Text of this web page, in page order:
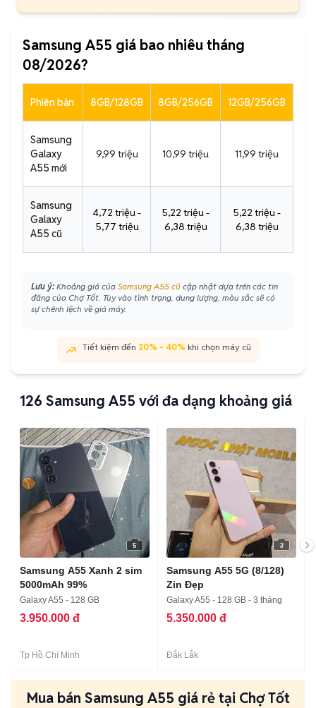
Samsung A55 giá bao nhiêu tháng
08/2026?
Phiên bản 8GB/128GB 8GB/256GB 12GB/256GB
Samsung
Galaxy
A55 mới
9,99 triệu 10,99 triệu 11,99 triệu
Samsung
Galaxy
A55 cũ
4,72 triệu -
5,77 triệu
5,22 triệu -
6,38 triệu
5,22 triệu -
6,38 triệu
Lưu ý: Khoảng giá của Samsung A55 cũ cập nhật dựa trên các tin
đăng của Chợ Tốt. Tùy vào tình trạng, dung lượng, màu sắc sẽ có
sự chênh lệch về giá máy.
Tiết kiệm đến 20% - 40% khi chọn máy cũ
126 Samsung A55 với đa dạng khoảng giá
5
Samsung A55 Xanh 2 sim
5000mAh 99%
Galaxy A55 - 128 GB
3.950.000 đ
Tp Hồ Chí Minh
3
Samsung A55 5G (8/128)
Zin Đẹp
Galaxy A55 - 128 GB - 3 tháng
5.350.000 đ
Đắk Lắk
Mua bán Samsung A55 giá rẻ tại Chợ Tốt